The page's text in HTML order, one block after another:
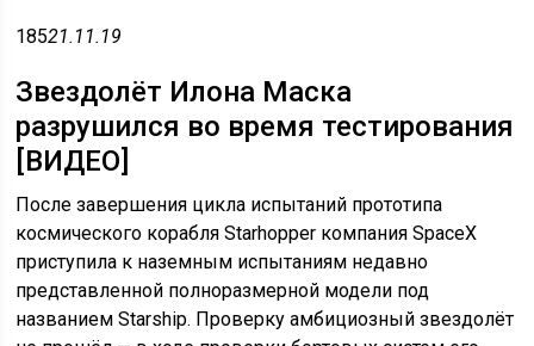
18521.11.19
Звездолёт Илона Маска
разрушился во время тестирования
[ВИДЕО]
После завершения цикла испытаний прототипа
космического корабля Starhopper компания SpaceX
приступила к наземным испытаниям недавно
представленной полноразмерной модели под
названием Starship. Проверку амбициозный звездолёт